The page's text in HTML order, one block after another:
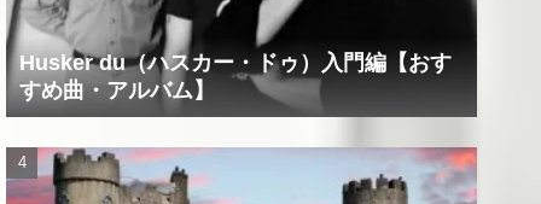
Husker du（ハスカー・ドゥ）入門編【おす
すめ曲・アルバム】